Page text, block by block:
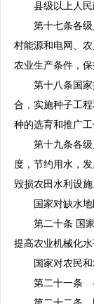
县级以上人民
第十七条各级人
村能源和电网、
农业生产条件，
第十八条国家扶
合，实施种子工
种的选育和推广工
第十九条各级人
度，节约用水，
毁损农田水利设施
国家对缺水地
第二十条 国家
提高农业机械化水
国家对农民和农
第二十一条 各